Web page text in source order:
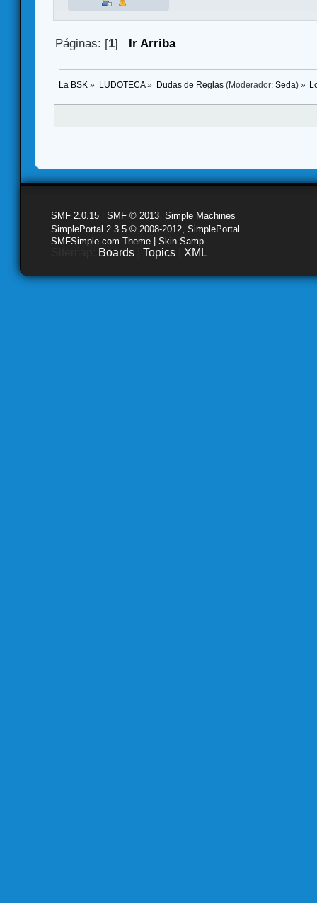
Páginas: [1] Ir Arriba
La BSK » LUDOTECA» Dudas de Reglas(Moderador: Seda) »
SMF 2.0.15 SMF © 2013 Simple Machines
SimplePortal 2.3.5 © 2008-2012, SimplePortal
SMFSimple.com Theme | Skin Samp
Boards Topics XML